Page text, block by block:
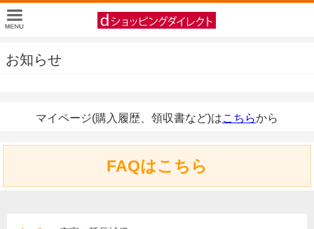
お知らせ
マイページ(購入履歴、領収書など)はこちらから
FAQはこちら